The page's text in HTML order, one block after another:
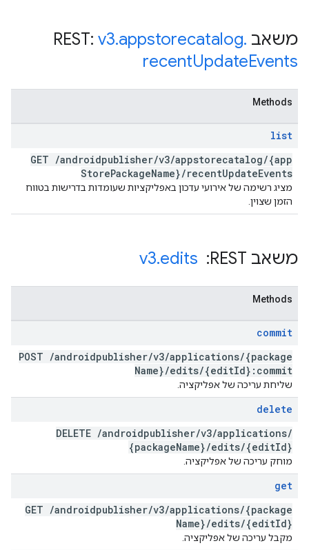
משאב REST: v3.appstorecatalog.
recentUpdateEvents
Methods
list
GET /androidpublisher/v3/appstorecatalog/{app
StorePackageName}/recentUpdateEvents
מציג רשימה של אירועי עדכון באפליקציות שעומדות בדרישות בטווח
הזמן שצוין.
משאב REST: ‏ v3.edits
Methods
commit
POST /androidpublisher/v3/applications/{package
Name}/edits/{editId}:commit
שליחת עריכה של אפליקציה.
delete
DELETE /androidpublisher/v3/applications/
{packageName}/edits/{editId}
מוחק עריכה של אפליקציה.
get
GET /androidpublisher/v3/applications/{package
Name}/edits/{editId}
מקבל עריכה של אפליקציה.